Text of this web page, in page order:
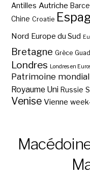
Antilles Autriche
Chine Croatie
Nord Europe du Sud
Bretagne Grèce
Londres Londres en
Patrimoine
Royaume Uni Russie
Venise Vienne